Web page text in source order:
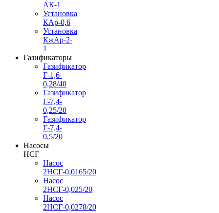
АК-1
Установка
КАр-0,6
Установка
КжАр-2-
1
Газификаторы
Газификатор
Г-1,6-
0,28/40
Газификатор
Г-7,4-
0,25/20
Газификатор
Г-7,4-
0,5/20
Насосы
НСГ
Насос
2НСГ-0,0165/20
Насос
2НСГ-0,025/20
Насос
2НСГ-0,0278/20